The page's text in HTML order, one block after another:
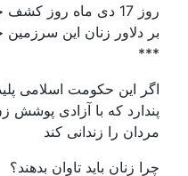
روز 17 دی ماه روز کشف حجاب
بر دلاور زنان این سرزمین
***
اگر این حکومت اسلامی
پندارد که با آزادی
مردان را زندانی کند
چرا زنان باید تاوان بدهند؟